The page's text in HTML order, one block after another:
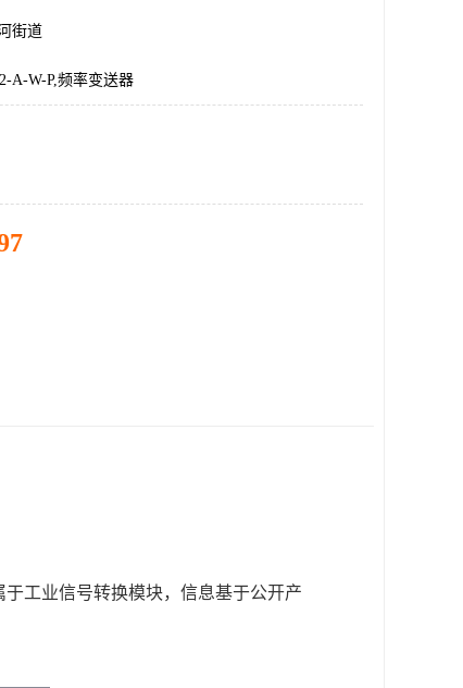
街道
A-W-P,频率变送器
于工业信号转换模块，信息基于公开产